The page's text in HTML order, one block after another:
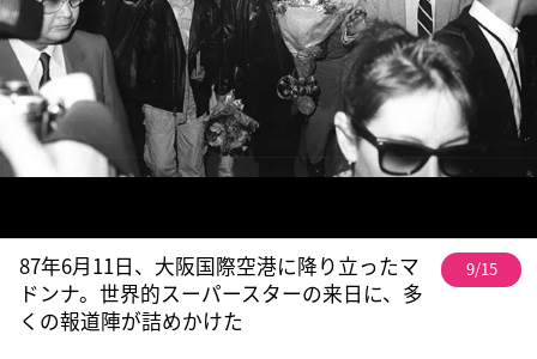
87年6月11日、大阪国際空港に降り立ったマ
ドンナ。世界的スーパースターの来日に、多
くの報道陣が詰めかけた
9/15